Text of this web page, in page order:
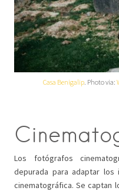
Casa Benigalip . Photo via:
Los fotógrafos
depurada para adaptar
cinematográfica. Se captan